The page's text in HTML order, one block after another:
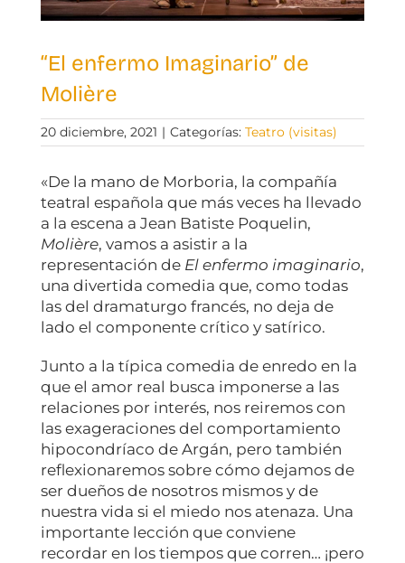
“El enfermo Imaginario” de
Molière
20 diciembre, 2021 | Categorías: Teatro (visitas)
«De la mano de Morboria, la compañía
teatral española que más veces ha llevado
a la escena a Jean Batiste Poquelin,
Molière, vamos a asistir a la
representación de El enfermo imaginario,
una divertida comedia que, como todas
las del dramaturgo francés, no deja de
lado el componente crítico y satírico.
Junto a la típica comedia de enredo en la
que el amor real busca imponerse a las
relaciones por interés, nos reiremos con
las exageraciones del comportamiento
hipocondríaco de Argán, pero también
reflexionaremos sobre cómo dejamos de
ser dueños de nosotros mismos y de
nuestra vida si el miedo nos atenaza. Una
importante lección que conviene
recordar en los tiempos que corren… ¡pero